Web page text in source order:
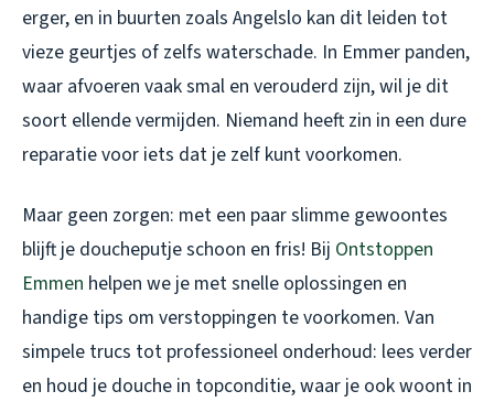
erger, en in buurten zoals Angelslo kan dit leiden tot
vieze geurtjes of zelfs waterschade. In Emmer panden,
waar afvoeren vaak smal en verouderd zijn, wil je dit
soort ellende vermijden. Niemand heeft zin in een dure
reparatie voor iets dat je zelf kunt voorkomen.
Maar geen zorgen: met een paar slimme gewoontes
blijft je doucheputje schoon en fris! Bij Ontstoppen
Emmen helpen we je met snelle oplossingen en
handige tips om verstoppingen te voorkomen. Van
simpele trucs tot professioneel onderhoud: lees verder
en houd je douche in topconditie, waar je ook woont in